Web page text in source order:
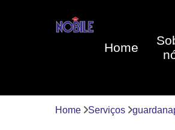
Home
Home Serviços